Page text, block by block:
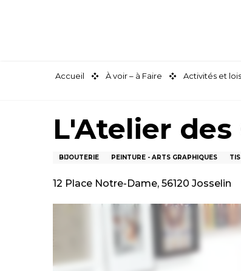
Accueil À voir – à Faire Activités et
L'Atelier
BIJOUTERIE PEINTURE - ARTS GRAPHIQUES
12 Place Notre-Dame, 56120 Josselin